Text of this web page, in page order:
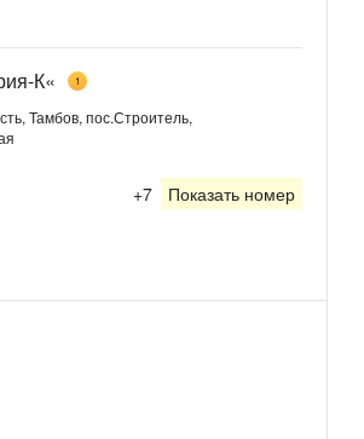
К« 1
Тамбов, пос.Строитель,
+7 Показать номер